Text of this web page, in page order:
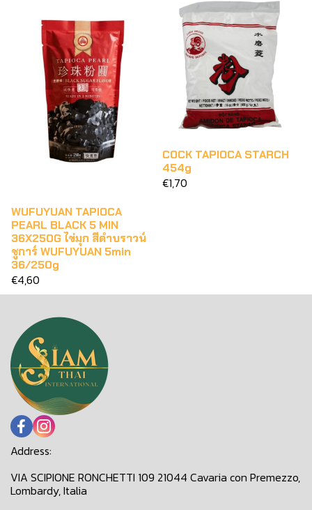
WUFUYUAN TAPIOCA
PEARL BLACK 5 MIN
36X250G ไข่มุก สีดำบราวน์
ชูการ์ WUFUYUAN 5min
36/250g
€4,60
COCK TAPIOCA STARCH
454g
€1,70
Address:
VIA SCIPIONE RONCHETTI 109 21044 Cavaria con Premezzo,
Lombardy, Italia